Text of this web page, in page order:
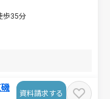
歩35分
資料請求する